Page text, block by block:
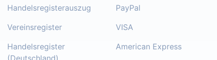
Handelsregisterauszug
Vereinsregister
Handelsregister
(Deutschland)
PayPal
VISA
American Express